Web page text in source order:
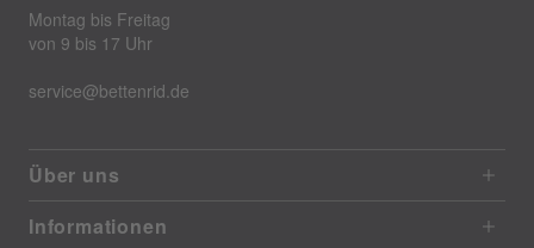
Montag bis Freitag
von 9 bis 17 Uhr
service@bettenrid.de
Über uns
Informationen